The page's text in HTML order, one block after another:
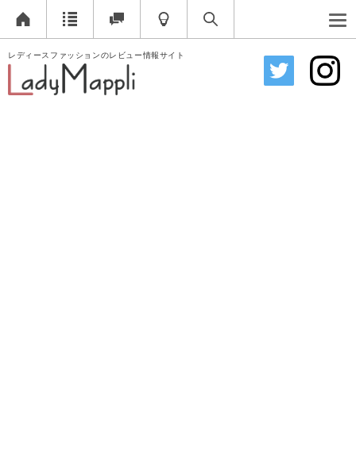
レディースファッションのレビュー情報サイト